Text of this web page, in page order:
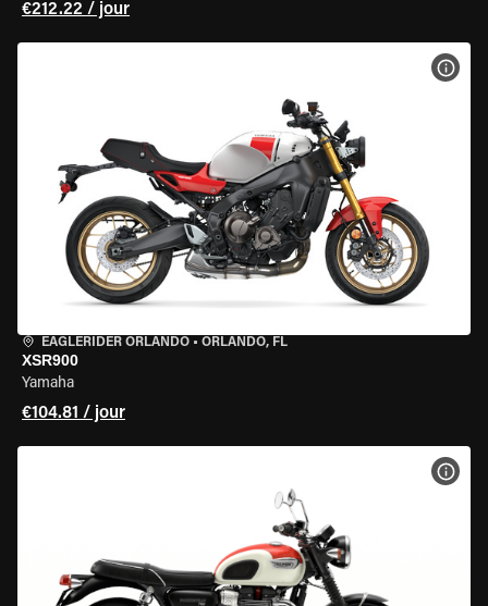
€212.22 / jour
EAGLERIDER ORLANDO • ORLANDO, FL
XSR900
Yamaha
€104.81 / jour